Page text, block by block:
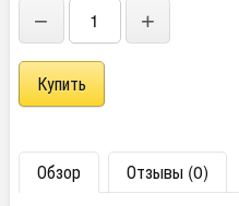
− +
Обзор Отзывы (0)